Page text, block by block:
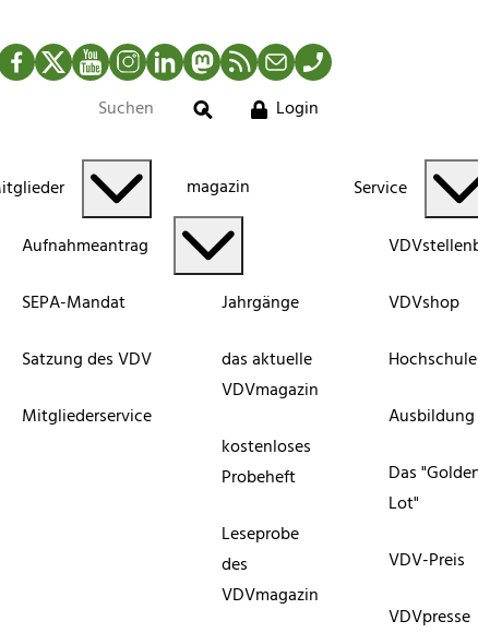
Facebook
TwitterYouTubeInstagram
LinkedInMastodonRSS-Newsfeed
MailTelefon
Suche
Login
Aufnahmeantrag
SEPA-Mandat
Satzung des VDV
Mitgliederservice
magazin
Jahrgänge
das aktuelle
VDVmagazin
kostenloses
Probeheft
Leseprobe
des
VDVmagazin
Service
VDVshop
Ausbildung
Das
Lot"
VDV-Preis
VDVpresse